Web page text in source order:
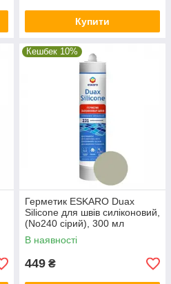
Купити
Кешбек 10%
Герметик ESKARO Duax
Silicone для швів силіконовий,
(No240 сірий), 300 мл
В наявності
449 ₴